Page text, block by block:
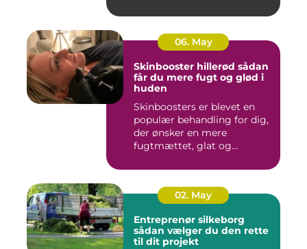
06. May
Skinbooster hillerød sådan
får du mere fugt og glød i
huden
Skinboosters er blevet en
populær behandling for dig,
der ønsker en mere
fugtmættet, glat og
02. May
Entreprenør silkeborg
sådan vælger du den rette
til dit projekt